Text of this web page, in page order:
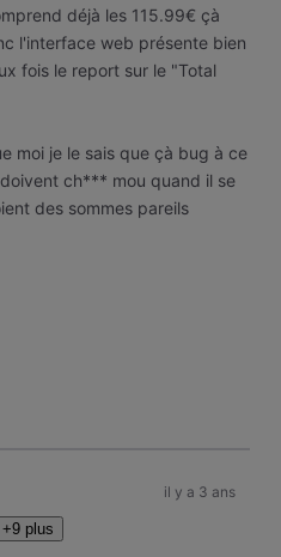
déjà les 115.99€ çà
l'interface web présente bien
fois le report sur le "Total
moi je le sais que çà bug à ce
ch*** mou quand il se
des sommes pareils
+9 plus
il y a 3 ans